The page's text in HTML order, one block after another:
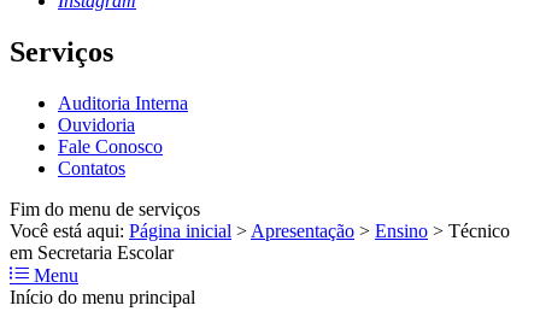
Serviços
Auditoria Interna
Ouvidoria
Fale Conosco
Contatos
Fim do menu de serviços
Você está aqui: Página inicial > Apresentação > Ensino > Técnico
em Secretaria Escolar
Menu
Início do menu principal